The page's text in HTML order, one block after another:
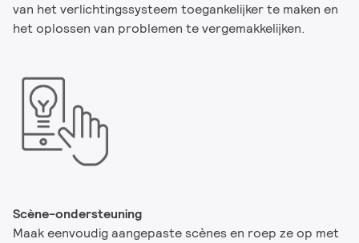
van het verlichtingssysteem toegankelijker te maken en
het oplossen van problemen te vergemakkelijken.
Scène-ondersteuning
Maak eenvoudig aangepaste scènes en roep ze op met